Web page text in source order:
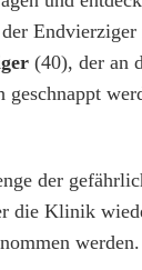
(40), der an
geschnappt
der
die Klinik
werden.